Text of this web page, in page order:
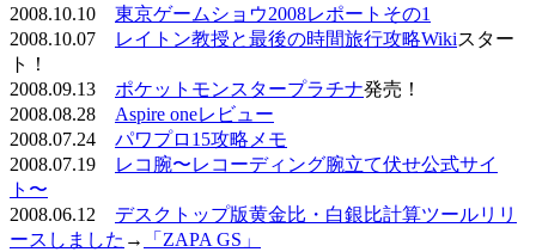
2008.10.10 東京ゲームショウ2008レポートその1
2008.10.07
レイトン教授と最後の時間旅行攻略Wikiスター
ト！
2008.09.13 ポケットモンスタープラチナ発売！
2008.08.28 Aspire oneレビュー
2008.07.24 パワプロ15攻略メモ
2008.07.19
レコ腕〜レコーディング腕立て伏せ公式サイ
ト〜
2008.06.12 デスクトップ版黄金比・白銀比計算ツールリリ
ースしました →
「ZAPA GS」